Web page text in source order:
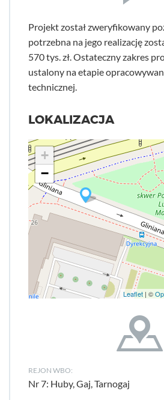
Projekt został zweryfikowany
potrzebna na jego realizację
570 tys. zł. Ostateczny zakres
ustalony na etapie
technicznej.
LOKALIZACJA
+
−
Leaflet | ©
REJON WBO:
Nr 7: Huby, Gaj, Tarnogaj